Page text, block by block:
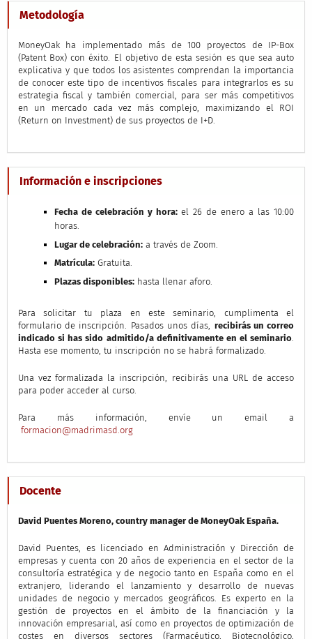
Metodología
MoneyOak ha implementado más de 100 proyectos de IP-Box
(Patent Box) con éxito. El objetivo de esta sesión es que sea auto
explicativa y que todos los asistentes comprendan la importancia
de conocer este tipo de incentivos fiscales para integrarlos es su
estrategia fiscal y también comercial, para ser más competitivos
en un mercado cada vez más complejo, maximizando el ROI
(Return on Investment) de sus proyectos de I+D.
Información e inscripciones
Fecha de celebración y hora:el 26 de enero a las 10:00
horas.
Lugar de celebración:a través de Zoom.
Matrícula:Gratuita.
Plazas disponibles:hasta llenar aforo.
Para solicitar tu plaza en este seminario, cumplimenta el
formulario de inscripción. Pasados unos días, recibirás un correo
indicado si has sido admitido/a definitivamente en el seminario
Hasta ese momento, tu inscripción no se habrá formalizado.
Una vez formalizada la inscripción, recibirás una URL de acceso
para poder acceder al curso.
Para más información, envíe un email a
formacion@madrimasd.org
Docente
David Puentes Moreno, country manager de MoneyOak España.
David Puentes, es licenciado en Administración y Dirección de
empresas y cuenta con 20 años de experiencia en el sector de la
consultoría estratégica y de negocio tanto en España como en el
extranjero, liderando el lanzamiento y desarrollo de nuevas
unidades de negocio y mercados geográficos. Es experto en la
gestión de proyectos en el ámbito de la financiación y la
innovación empresarial, así como en proyectos de optimización de
costes en diversos sectores (Farmacéutico, Biotecnológico,